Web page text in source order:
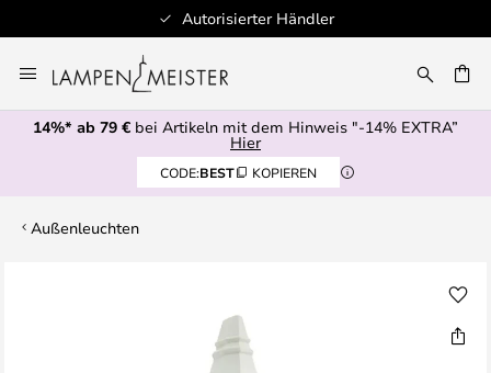
Autorisierter Händler
Inhalt
springen
14%* ab 79 € bei Artikeln mit dem Hinweis "-14% EXTRA”
Hier
CODE:BEST KOPIEREN
Außenleuchten